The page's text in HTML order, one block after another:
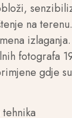
na
fotografa
gdje